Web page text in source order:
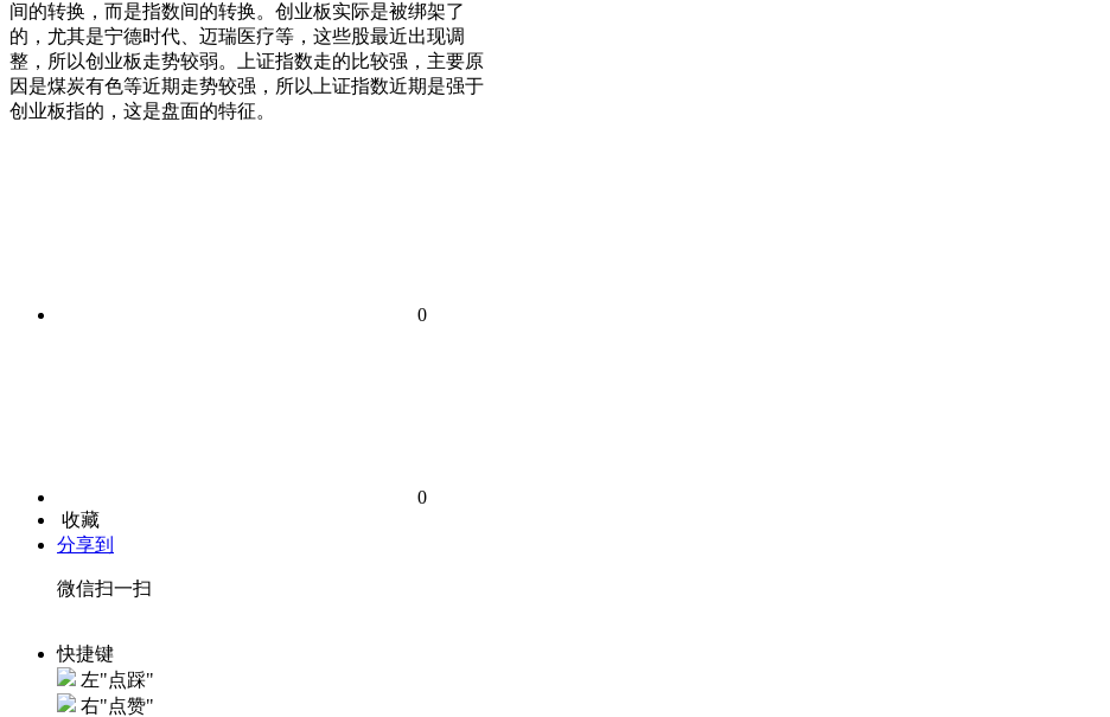
间的转换，而是指数间的转换。创业板实际是被绑架了
的，尤其是宁德时代、迈瑞医疗等，这些股最近出现调
整，所以创业板走势较弱。上证指数走的比较强，主要原
因是煤炭有色等近期走势较强，所以上证指数近期是强于
创业板指的，这是盘面的特征。
0
0
收藏
分享到
微信扫一扫
快捷键
左"点踩"
右"点赞"